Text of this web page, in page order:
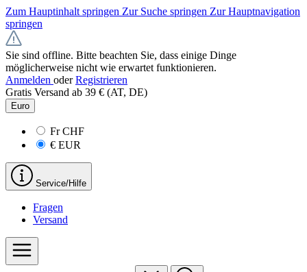
Zum Hauptinhalt springen Zur Suche springen Zur Hauptnavigation
springen
Sie sind offline. Bitte beachten Sie, dass einige Dinge
möglicherweise nicht wie erwartet funktionieren.
Anmelden oder Registrieren
Gratis Versand ab 39 € (AT, DE)
Euro
FrCHF
€ EUR
Service/Hilfe
Fragen
Versand